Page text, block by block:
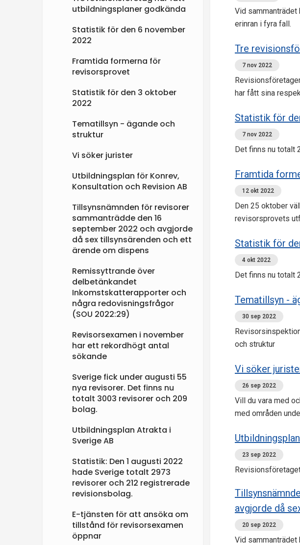
Vid
erinran i fyra fall.
Tre
7 nov 2022
har fått sina
Statistik för
7 nov 2022
Det finns nu totalt
Framtida
12 okt 2022
Den 25 oktober
revisorsprovets
Statistik för
4 okt 2022
Det finns nu totalt
Tematillsyn -
30 sep 2022
och struktur
Vi söker
26 sep 2022
Vill du vara med
med områden
23 sep 2022
avgjorde då
20 sep 2022
Vid
utbildningsplaner godkända
Statistik för den 6 november
2022
Framtida formerna för
revisorsprovet
Statistik för den 3 oktober
2022
Tematillsyn - ägande och
struktur
Vi söker jurister
Utbildningsplan för Konrev,
Konsultation och Revision AB
Tillsynsnämnden för revisorer
sammanträdde den 16
september 2022 och avgjorde
då sex tillsynsärenden och ett
ärende om dispens
Remissyttrande över
delbetänkandet
Inkomstskatterapporter och
några redovisningsfrågor
(SOU 2022:29)
Revisorsexamen i november
har ett rekordhögt antal
sökande
Sverige fick under augusti 55
nya revisorer. Det finns nu
totalt 3003 revisorer och 209
bolag.
Utbildningsplan Atrakta i
Sverige AB
Statistik: Den 1 augusti 2022
hade Sverige totalt 2973
revisorer och 212 registrerade
revisionsbolag.
E-tjänsten för att ansöka om
tillstånd för revisorsexamen
öppnar